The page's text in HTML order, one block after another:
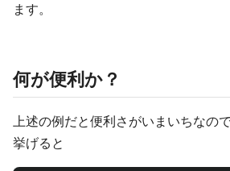
ます。
何が便利か？
上述の例だと便利さがいまいちなの
挙げると